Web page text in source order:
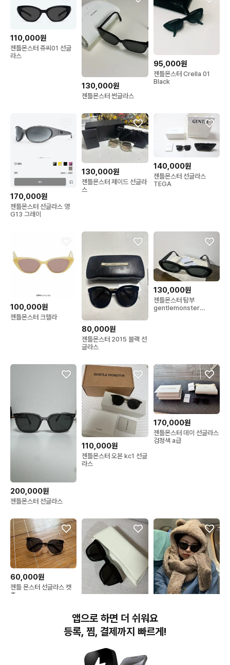
110,000원
젠틀몬스터 쥬씨01 선글
라스
130,000원
젠틀몬스터 썬글라스
95,000원
젠틀몬스터 Crella 01
Black
170,000원
젠틀몬스터 선글라스 영
G13 그레이
130,000원
젠틀몬스터 제이드 선글라
스
140,000원
젠틀몬스터 선글라스
TEGA
100,000원
젠틀몬스터 크렐라
80,000원
젠틀몬스터 2015 블랙 선
글라스
130,000원
젠틀몬스터 탐부
gentlemonster
200,000원
젠틀몬스터 선글라스
110,000원
젠틀몬스터 오본 kc1 선글
라스
170,000원
젠틀몬스터 데이 선글라스
검정색 a급
60,000원
젠틀 몬스터 선글라스 캣
츠
젠틀몬스터 선글라스 퀸 젠틀몬스터 lang
앱으로 하면 더 쉬워요
등록, 찜, 결제까지 빠르게!